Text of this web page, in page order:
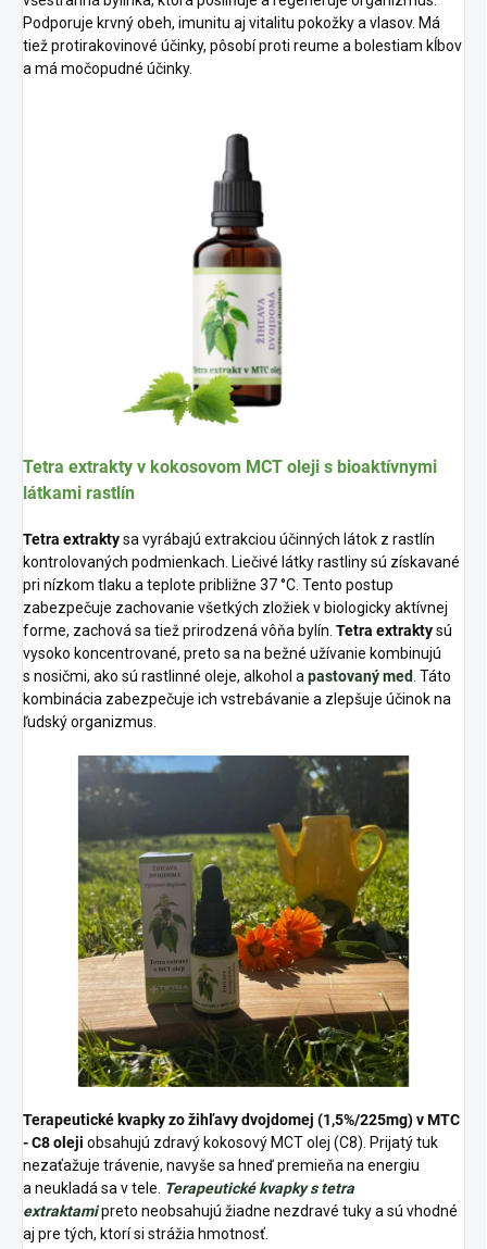
Podporuje krvný obeh, imunitu aj vitalitu pokožky a vlasov. Má
tiež protirakovinové účinky, pôsobí proti reume a bolestiam kĺbov
a má močopudné účinky.
Tetra extrakty v kokosovom MCT oleji s bioaktívnymi
látkami rastlín
Tetra extraktysa vyrábajú extrakciou účinných látok z rastlín
kontrolovaných podmienkach. Liečivé látky rastliny sú získavané
pri nízkom tlaku a teplote približne 37 °C. Tento postup
zabezpečuje zachovanie všetkých zložiek v biologicky aktívnej
forme, zachová sa tiež prirodzená vôňa bylín. Tetra extraktysú
vysoko koncentrované, preto sa na bežné užívanie kombinujú
s nosičmi, ako sú rastlinné oleje, alkohol a pastovaný med . Táto
kombinácia zabezpečuje ich vstrebávanie a zlepšuje účinok na
ľudský organizmus.
Terapeutické kvapky zo žihľavy dvojdomej (1,5%/225mg) v MTC
- C8 oleji obsahujú zdravý kokosový MCT olej (C8). Prijatý tuk
nezaťažuje trávenie, navyše sa hneď premieňa na energiu
a neukladá sa v tele. Terapeutické kvapky s tetra
extraktamipreto neobsahujú žiadne nezdravé tuky a sú vhodné
aj pre tých, ktorí si strážia hmotnosť.